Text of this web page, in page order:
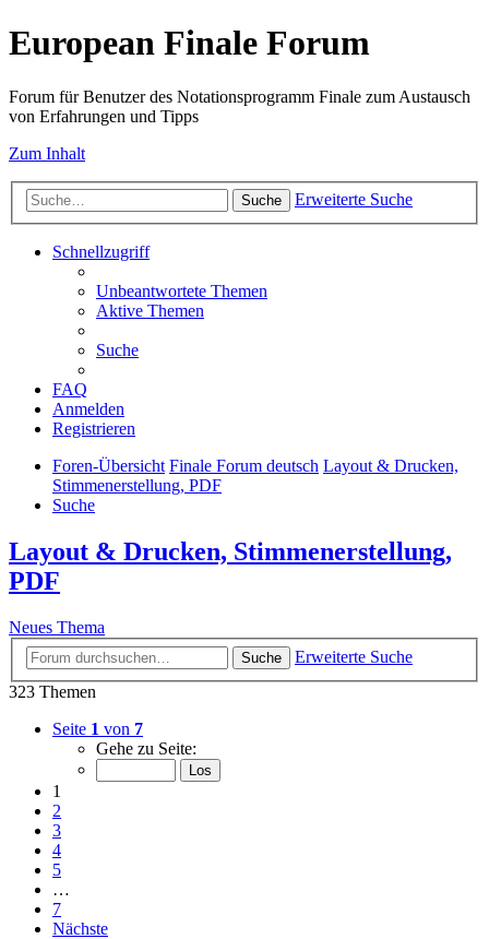
European Finale Forum
Forum für Benutzer des Notationsprogramm Finale zum Austausch
von Erfahrungen und Tipps
Zum Inhalt
Suche Erweiterte Suche
Schnellzugriff
Unbeantwortete Themen
Aktive Themen
Suche
FAQ
Anmelden
Registrieren
Foren-Übersicht Finale Forum deutsch Layout & Drucken,
Stimmenerstellung, PDF
Suche
Layout & Drucken, Stimmenerstellung,
PDF
Neues Thema
Suche
Erweiterte Suche
323 Themen
Seite 1 von 7
Gehe zu Seite:
1
2
3
4
5
…
7
Nächste